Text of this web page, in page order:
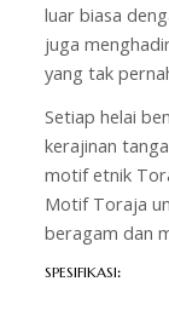
luar biasa
juga
yang tak
Setiap helai
kerajinan
motif etnik
Motif Toraja
beragam dan
SPESIFIKASI: